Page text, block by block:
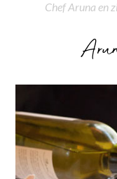
Chef Aruna en